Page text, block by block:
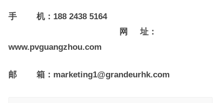
手 机： 188 2438 5164
网
址：
www.pvguangzhou.com
邮 箱： marketing1@grandeurhk.com